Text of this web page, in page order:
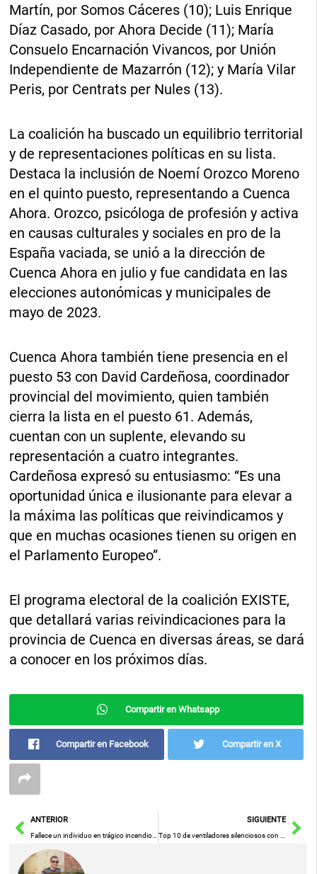
Martín, por Somos Cáceres (10); Luis Enrique
Díaz Casado, por Ahora Decide (11); María
Consuelo Encarnación Vivancos, por Unión
Independiente de Mazarrón (12); y María Vilar
Peris, por Centrats per Nules (13).
La coalición ha buscado un equilibrio territorial
y de representaciones políticas en su lista.
Destaca la inclusión de Noemí Orozco Moreno
en el quinto puesto, representando a Cuenca
Ahora. Orozco, psicóloga de profesión y activa
en causas culturales y sociales en pro de la
España vaciada, se unió a la dirección de
Cuenca Ahora en julio y fue candidata en las
elecciones autonómicas y municipales de
mayo de 2023.
Cuenca Ahora también tiene presencia en el
puesto 53 con David Cardeñosa, coordinador
provincial del movimiento, quien también
cierra la lista en el puesto 61. Además,
cuentan con un suplente, elevando su
representación a cuatro integrantes.
Cardeñosa expresó su entusiasmo: “Es una
oportunidad única e ilusionante para elevar a
la máxima las políticas que reivindicamos y
que en muchas ocasiones tienen su origen en
el Parlamento Europeo”.
El programa electoral de la coalición EXISTE,
que detallará varias reivindicaciones para la
provincia de Cuenca en diversas áreas, se dará
a conocer en los próximos días.
Compartir en Whatsapp
Compartir en Facebook Compartir en X
AntANTERIOR SIGUIENTE